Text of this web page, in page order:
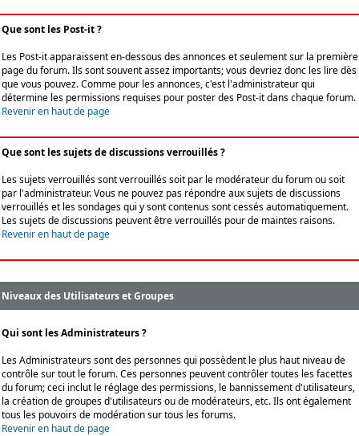
Que sont les Post-it ?
Les Post-it apparaissent en-dessous des annonces et seulement sur la première
page du forum. Ils sont souvent assez importants; vous devriez donc les lire dès
que vous pouvez. Comme pour les annonces, c'est l'administrateur qui
détermine les permissions requises pour poster des Post-it dans chaque forum.
Revenir en haut de page
Que sont les sujets de discussions verrouillés ?
Les sujets verrouillés sont verrouillés soit par le modérateur du forum ou soit
par l'administrateur. Vous ne pouvez pas répondre aux sujets de discussions
verrouillés et les sondages qui y sont contenus sont cessés automatiquement.
Les sujets de discussions peuvent être verrouillés pour de maintes raisons.
Revenir en haut de page
Niveaux des Utilisateurs et Groupes
Qui sont les Administrateurs ?
Les Administrateurs sont des personnes qui possèdent le plus haut niveau de
contrôle sur tout le forum. Ces personnes peuvent contrôler toutes les facettes
du forum; ceci inclut le réglage des permissions, le bannissement d'utilisateurs,
la création de groupes d'utilisateurs ou de modérateurs, etc. Ils ont également
tous les pouvoirs de modération sur tous les forums.
Revenir en haut de page